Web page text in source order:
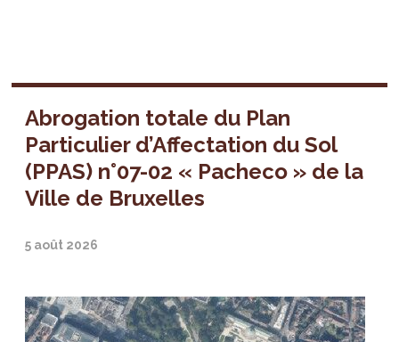
Abrogation totale du Plan
Particulier d’Affectation du Sol
(PPAS) n°07-02 « Pacheco » de la
Ville de Bruxelles
5 août 2026